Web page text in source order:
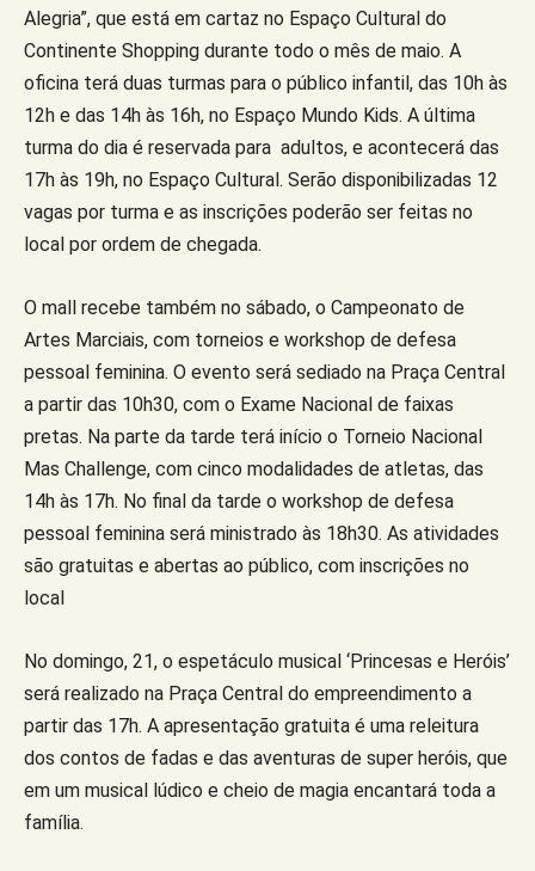
Alegria”, que está em cartaz no Espaço Cultural do
Continente Shopping durante todo o mês de maio. A
oficina terá duas turmas para o público infantil, das 10h às
12h e das 14h às 16h, no Espaço Mundo Kids. A última
turma do dia é reservada para adultos, e acontecerá das
17h às 19h, no Espaço Cultural. Serão disponibilizadas 12
vagas por turma e as inscrições poderão ser feitas no
local por ordem de chegada.
O mall recebe também no sábado, o Campeonato de
Artes Marciais, com torneios e workshop de defesa
pessoal feminina. O evento será sediado na Praça Central
a partir das 10h30, com o Exame Nacional de faixas
pretas. Na parte da tarde terá início o Torneio Nacional
Mas Challenge, com cinco modalidades de atletas, das
14h às 17h. No final da tarde o workshop de defesa
pessoal feminina será ministrado às 18h30. As atividades
são gratuitas e abertas ao público, com inscrições no
local
No domingo, 21, o espetáculo musical ‘Princesas e Heróis’
será realizado na Praça Central do empreendimento a
partir das 17h. A apresentação gratuita é uma releitura
dos contos de fadas e das aventuras de super heróis, que
em um musical lúdico e cheio de magia encantará toda a
família.